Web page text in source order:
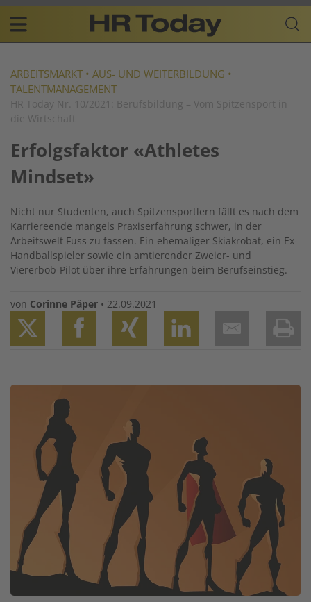
Skip
content
Plattform
für
Resources
navigation
DE
ARBEITSMARKT • AUS- UND WEITERBILDUNG •
TALENTMANAGEMENT
HR Today Nr. 10/2021: Berufsbildung – Vom Spitzensport in
die Wirtschaft
Erfolgsfaktor «Athletes
Mindset»
Nicht nur Studenten, auch Spitzensportlern fällt es nach dem
Karriereende mangels Praxiserfahrung schwer, in der
Arbeitswelt Fuss zu fassen. Ein ehemaliger Skiakrobat, ein Ex-
Handballspieler sowie ein amtierender Zweier- und
Viererbob-Pilot über ihre Erfahrungen beim Berufseinstieg.
von Corinne Päper • 22.09.2021